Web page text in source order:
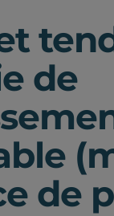
de
de